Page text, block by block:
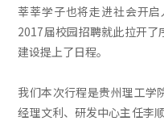
莘莘学子也将走进社会开
2017届校园招聘就此拉开
建设提上了日程。
我们本次行程是贵州理工学
经理文利、研发中心主任李